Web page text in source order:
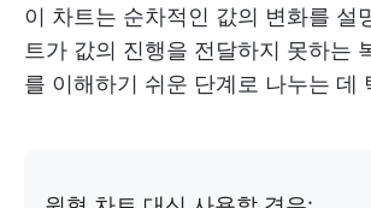
이 차트는 순차적인 값의 변화를 설
트가 값의 진행을 전달하지 못하는
를 이해하기 쉬운 단계로 나누는 데